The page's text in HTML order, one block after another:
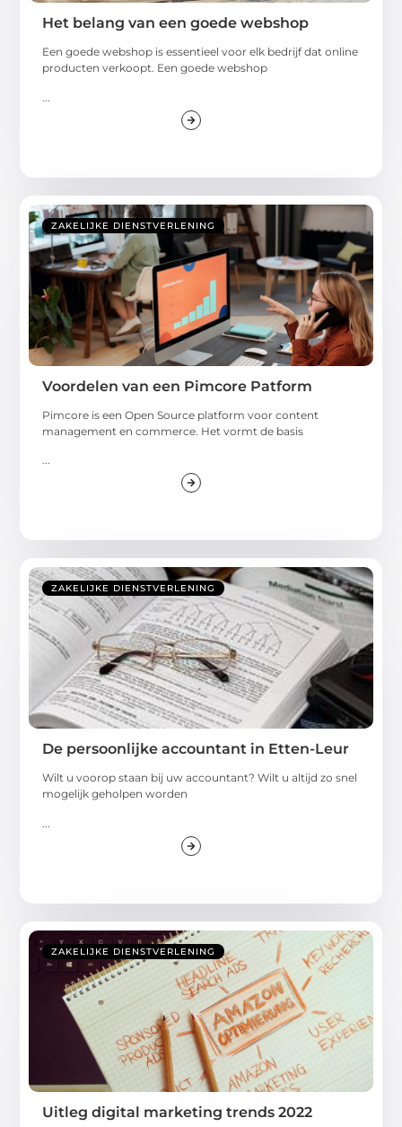
Het belang van een goede webshop
Een goede webshop is essentieel voor elk bedrijf dat online
producten verkoopt. Een goede webshop
ZAKELIJKE DIENSTVERLENING
Voordelen van een Pimcore Patform
Pimcore is een Open Source platform voor content
management en commerce. Het vormt de basis
...
ZAKELIJKE DIENSTVERLENING
De persoonlijke accountant in Etten-Leur
Wilt u voorop staan bij uw accountant? Wilt u altijd zo snel
mogelijk geholpen worden
ZAKELIJKE DIENSTVERLENING
Uitleg digital marketing trends 2022